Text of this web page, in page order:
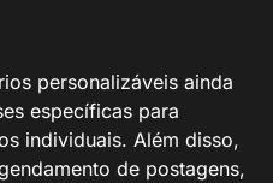
personalizáveis ainda
específicas para
individuais. Além disso,
de postagens,